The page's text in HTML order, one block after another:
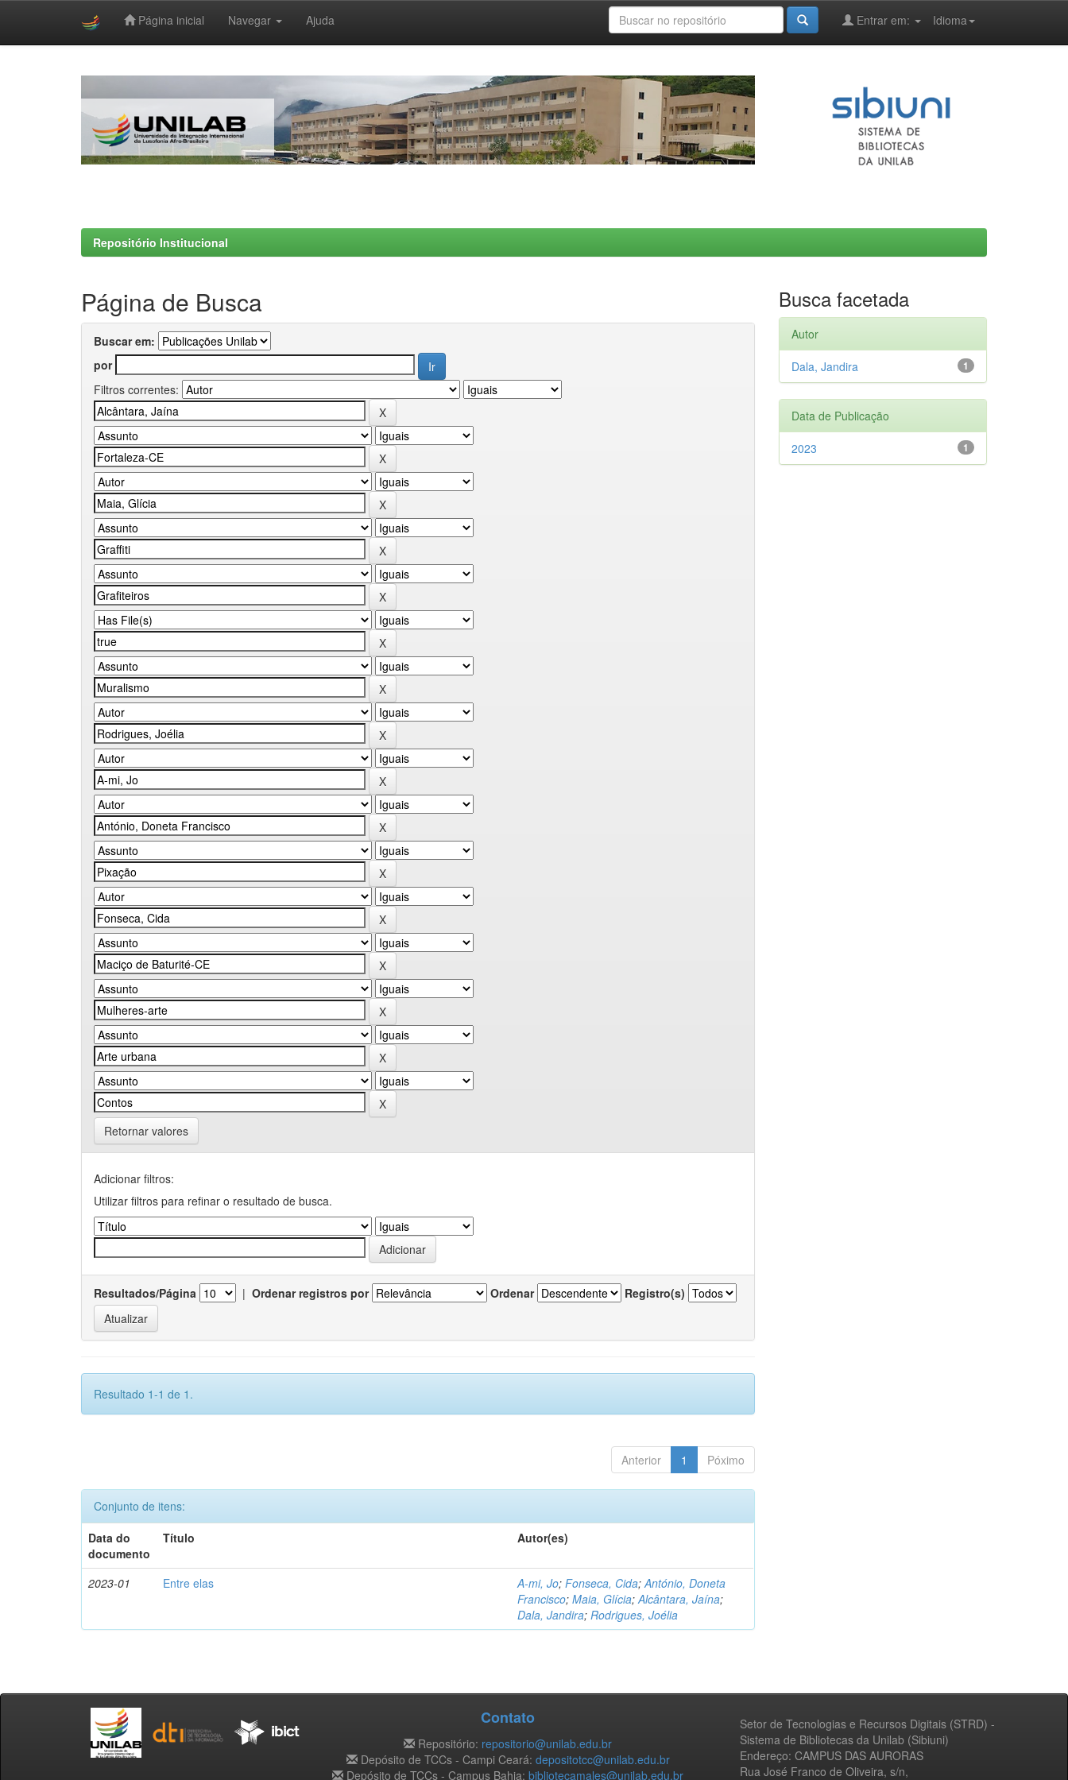
Página inicial Navegar Ajuda Idioma
Entrar em:
Repositório Institucional
Página de Busca
Buscar em:
por
Filtros correntes:
Retornar valores
Adicionar filtros:
Utilizar filtros para refinar o resultado de busca.
Resultados/Página | Ordenar registros por Ordenar Registro(s)
Resultado 1-1 de 1.
Anterior 1 Póximo
Conjunto de itens:
Data do
documento
Título Autor(es)
2023-01 Entre elas A-mi, Jo;Fonseca, Cida;António, Doneta
Francisco;Maia, Glícia;Alcântara, Jaína;
Dala, Jandira;Rodrigues, Joélia
Busca facetada
Autor
1
Dala, Jandira
Data de Publicação
1
2023
Setor de Tecnologias e Recursos Digitais (STRD) -
Sistema de Bibliotecas da Unilab (Sibiuni)
Endereço: CAMPUS DAS AURORAS
Rua José Franco de Oliveira, s/n,
Contato
Repositório: repositorio@unilab.edu.br
Depósito de TCCs - Campi Ceará: depositotcc@unilab.edu.br
Depósito de TCCs - Campus Bahia: bibliotecamales@unilab.edu.br